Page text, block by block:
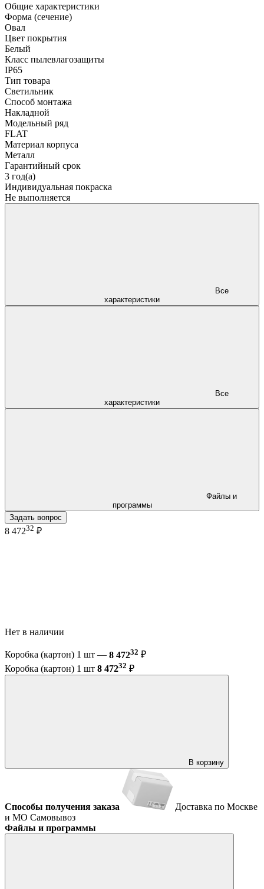
Общие характеристики
Форма (сечение)
Овал
Цвет покрытия
Белый
Класс пылевлагозащиты
IP65
Тип товара
Светильник
Способ монтажа
Накладной
Модельный ряд
FLAT
Материал корпуса
Металл
Гарантийный срок
3 год(а)
Индивидуальная покраска
Не выполняется
характеристики
характеристики
программы
Задать вопрос
8 47232 ₽
Нет в наличии
Коробка (картон) 1 шт — 8 47232 ₽
Коробка (картон) 1 шт 8 47232 ₽
В корзину
Способы получения заказа
Доставка по Москве
и МО Самовывоз
Файлы и программы